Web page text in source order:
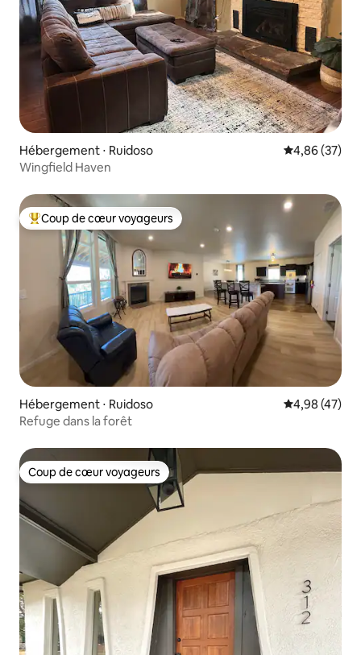
Hébergement ⋅ Ruidoso Évaluation
4,86 (37)
Wingfield Haven
Coups de cœur voyageurs les plus appréciés
Coup de cœur voyageurs
Hébergement ⋅ Ruidoso Évaluation
4,98 (47)
Refuge dans la forêt
Coup de cœur voyageurs
Coup de cœur voyageurs